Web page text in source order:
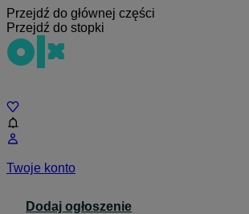
Przejdź do głównej części
Przejdź do stopki
Twoje konto
Dodaj ogłoszenie